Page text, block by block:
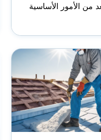
من الأمور الأساسية